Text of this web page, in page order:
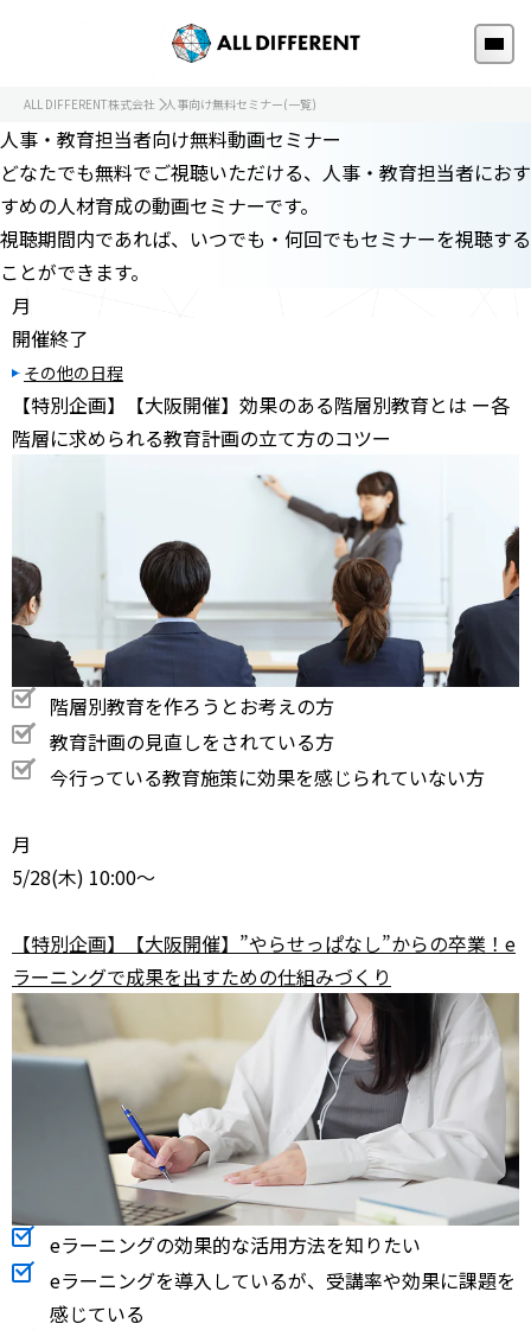
ALL DIFFERENT株式会社 人事向け無料セミナー(一覧)
人事・教育担当者向け無料動画セミナー
どなたでも無料でご視聴いただける、人事・教育担当者におす
すめの人材育成の動画セミナーです。
視聴期間内であれば、いつでも・何回でもセミナーを視聴する
ことができます。
月
開催終了
その他の日程
【特別企画】【大阪開催】効果のある階層別教育とは ー各
階層に求められる教育計画の立て方のコツー
階層別教育を作ろうとお考えの方
教育計画の見直しをされている方
今行っている教育施策に効果を感じられていない方
月
5/28(木) 10:00～
【特別企画】【大阪開催】”やらせっぱなし”からの卒業！e
ラーニングで成果を出すための仕組みづくり
eラーニングの効果的な活用方法を知りたい
eラーニングを導入しているが、受講率や効果に課題を
感じている